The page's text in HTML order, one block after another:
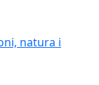
natura i